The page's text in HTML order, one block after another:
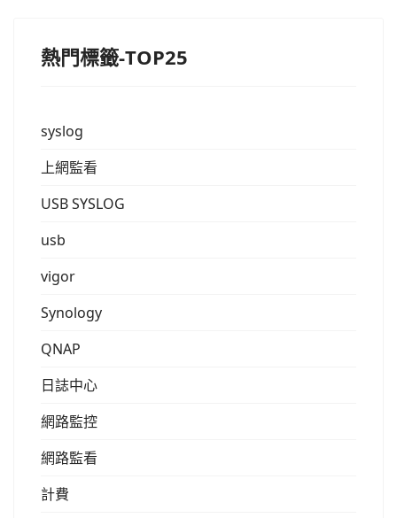
熱門標籤-TOP25
syslog
上網監看
USB SYSLOG
usb
vigor
Synology
QNAP
日誌中心
網路監控
網路監看
計費